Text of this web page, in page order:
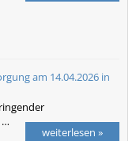
am 14.04.2026 in
…
weiterlesen »